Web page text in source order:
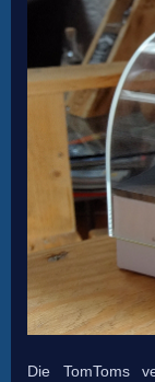
Die TomToms